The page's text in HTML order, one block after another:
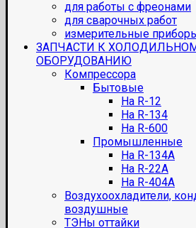
для работы с фреонами
для сварочных работ
измерительные
ЗАПЧАСТИ К
ОБОРУДОВАНИЮ
Компрессора
Бытовые
На R-12
На R-134
На R-600
Промышленные
На R-134A
На R-22A
На R-404A
Воздухоохладители,
воздушные
ТЭНы оттайки